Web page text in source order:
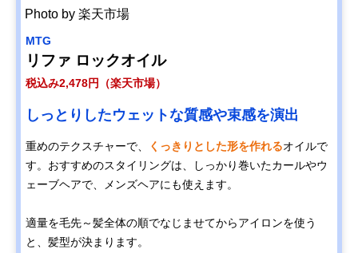
Amazonで見る
黒ばら本舗 純椿油
Photo by 楽天市場
MTG
リファ ロックオイル
税込み2,478円（楽天市場）
しっとりしたウェットな質感や束感を演出
重めのテクスチャーで、 くっきりとした形を作れるオイルで
す。おすすめのスタイリングは、しっかり巻いたカールやウ
ェーブヘアで、メンズヘアにも使えます。
適量を毛先～髪全体の順でなじませてからアイロンを使う
と、髪型が決まります。